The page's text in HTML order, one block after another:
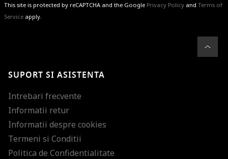
This site is protected by reCAPTCHA and the Google Privacy Policy and Terms of
Service apply.
%email%
ultimele tendinte in moda!
SUPORT SI ASISTENTA
Intrebari frecvente
Informatii retur
Informatii despre cookies
Termeni si Conditii
Politica de Confidentialitate